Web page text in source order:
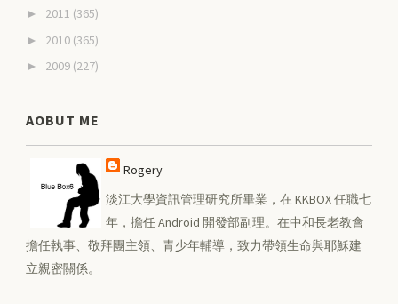
► 2011 (365)
► 2010 (365)
► 2009 (227)
AOBUT ME
Rogery
淡江大學資訊管理研究所畢業，在 KKBOX 任職七
年，擔任 Android 開發部副理。在中和長老教會
擔任執事、敬拜團主領、青少年輔導，致力帶領生命與耶穌建
立親密關係。